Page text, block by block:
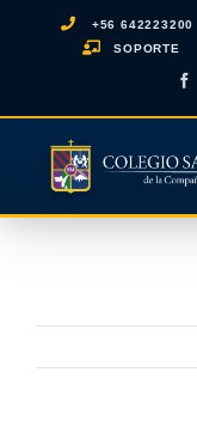
+56 642223200
SOPORTE